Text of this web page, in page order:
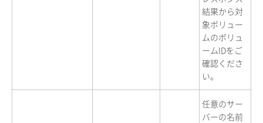
結果から対
象ボリュー
ムのボリュ
ームIDをご
確認くださ
い。
任意のサー
バーの名前